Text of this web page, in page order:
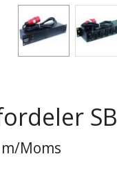
m/Moms